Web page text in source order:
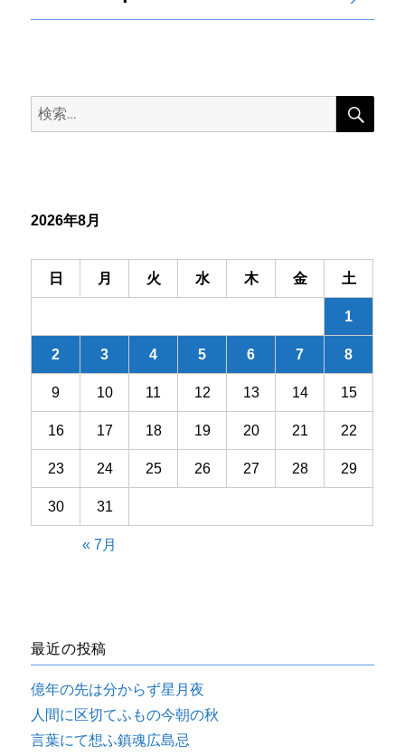
黒
ず
の
ペ
ジ
送
り
検
索:
検
2026年8月
日 月 火 水 木 金 土
1
2 3 4 5 6 7 8
9 10 11 12 13 14 15
16 17 18 19 20 21 22
23 24 25 26 27 28 29
30 31
« 7月
最近の投稿
億年の先は分からず星月夜
人間に区切てふもの今朝の秋
言葉にて想ふ鎮魂広島忌